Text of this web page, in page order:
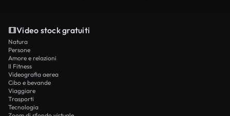
Video stock gratuiti
Natura
Persone
Amore e relazioni
Il Fitness
Videografia aerea
Cibo e bevande
Viaggiare
Trasporti
Tecnologia